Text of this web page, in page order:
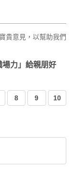
貴意見，以幫助我們
力」給親朋好
8 9 10